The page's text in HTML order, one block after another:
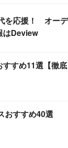
を応援！ オーデ
はDeview
すめ11選【徹底
おすすめ40選